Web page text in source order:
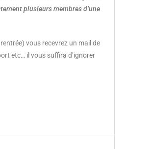
plusieurs membres d’une
vous recevrez un mail de
etc… il vous suffira d’ignorer